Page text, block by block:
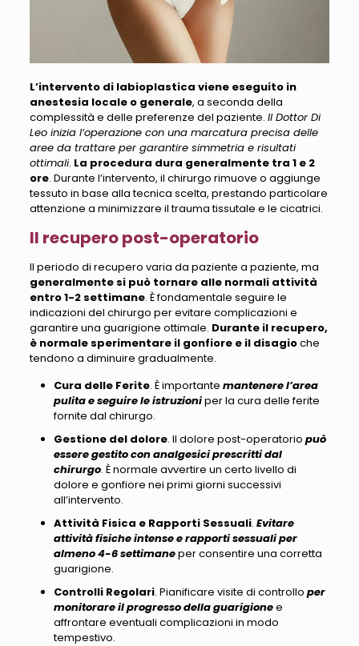
L’intervento di labioplastica viene eseguito in
anestesia locale o generale, a seconda della
complessità e delle preferenze del paziente. Il Dottor Di
Leo inizia l’operazione con una marcatura precisa delle
aree da trattare per garantire simmetria e risultati
ottimali. La procedura dura generalmente tra 1 e 2
ore. Durante l’intervento, il chirurgo rimuove o aggiunge
tessuto in base alla tecnica scelta, prestando particolare
attenzione a minimizzare il trauma tissutale e le cicatrici.
Il recupero post-operatorio
Il periodo di recupero varia da paziente a paziente, ma
generalmente si può tornare alle normali attività
entro 1-2 settimane. È fondamentale seguire le
indicazioni del chirurgo per evitare complicazioni e
garantire una guarigione ottimale. Durante il recupero,
è normale sperimentare il gonfiore e il disagioche
tendono a diminuire gradualmente.
Cura delle Ferite. È importante mantenere l’area
pulita e seguire le istruzioniper la cura delle ferite
fornite dal chirurgo.
Gestione del dolore. Il dolore post-operatorio può
essere gestito con analgesici prescritti dal
chirurgo. È normale avvertire un certo livello di
dolore e gonfiore nei primi giorni successivi
all’intervento.
Attività Fisica e Rapporti Sessuali. Evitare
attività fisiche intense e rapporti sessuali per
almeno 4-6 settimaneper consentire una corretta
guarigione.
Controlli Regolari. Pianificare visite di controllo per
monitorare il progresso della guarigionee
affrontare eventuali complicazioni in modo
tempestivo.